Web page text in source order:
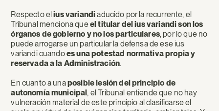
Respecto elius variandiaducido por la recurrente, el
Tribunal menciona queel titular del ius variandi son los
órganos de gobierno y no los particulares, por lo que no
puede arrogarse un particular la defensa de ese ius
variandi cuandoes una potestad normativa propia y
reservada a la Administración.
En cuanto a unaposible lesión del principio de
autonomía municipal, el Tribunal entiende que no hay
vulneración material de este principio al clasificarse el